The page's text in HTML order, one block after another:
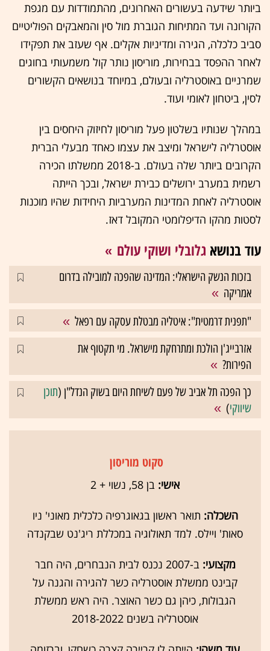
ביותר שידעה בעשורים האחרונים, מהתמודדות עם מגפת
הקורונה ועד המתיחות הגוברת מול סין והמאבקים הפוליטיים
סביב כלכלה, הגירה ומדיניות אקלים. אף שעזב את תפקידו
לאחר ההפסד בבחירות, מוריסון נותר קול משמעותי בחוגים
שמרניים באוסטרליה ובעולם, במיוחד בנושאים הקשורים
לסין, ביטחון לאומי ועוד.
במהלך שנותיו בשלטון פעל מוריסון לחיזוק היחסים בין
אוסטרליה לישראל ומיצב את עצמו כאחד מבעלי הברית
הקרובים ביותר שלה בעולם. ב-2018 ממשלתו הכירה
רשמית במערב ירושלים כבירת ישראל, ובכך הייתה
אוסטרליה לאחת המדינות המערביות היחידות שהיו מוכנות
לסטות מהקו הדיפלומטי המקובל דאז.
עוד בנושא גלובלי ושוקי עולם
בזכות הנשק הישראלי: המדינה שהפכה למובילה בדרום
אמריקה
"תפנית דרמטית": איטליה מבטלת עסקה עם רפאל
אזרבייג'ן הולכת ומתרחקת מישראל. מי תקטוף את
הפירות?
כך הפכה תל אביב של פעם לשיחת היום בשוק הנדל"ן (תוכן
שיווקי)
סקוט מוריסון
אישי: בן 58, נשוי + 2
השכלה: תואר ראשון בגאוגרפיה כלכלית מאוני' ניו
סאות' ויילס. למד תאולוגיה במכללת ריג'נט שבקנדה
מקצועי:
ב-2007 נכנס לבית הנבחרים, היה חבר
קבינט ממשלת אוסטרליה כשר להגירה והגנה על
הגבולות, כיהן גם כשר האוצר. היה ראש ממשלת
אוסטרליה בשנים 2018-2022